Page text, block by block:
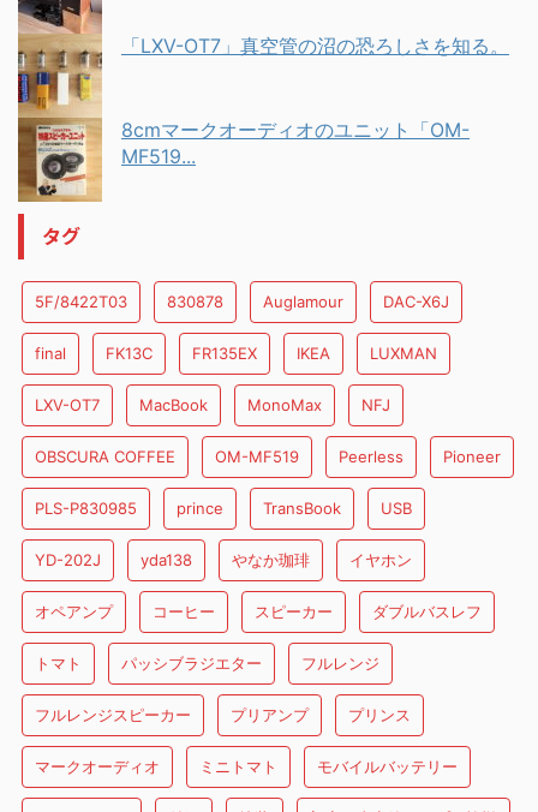
「LXV-OT7」真空管の沼の恐ろしさを知る。
8cmマークオーディオのユニット「OM-
MF519...
タグ
5F/8422T03 830878 Auglamour DAC-X6J
final FK13C FR135EX IKEA LUXMAN
LXV-OT7 MacBook MonoMax NFJ
OBSCURA COFFEE OM-MF519 Peerless Pioneer
PLS-P830985 prince TransBook USB
YD-202J yda138 やなか珈琲 イヤホン
オペアンプ コーヒー スピーカー ダブルバスレフ
トマト パッシブラジエター フルレンジ
フルレンジスピーカー プリアンプ プリンス
マークオーディオ ミニトマト モバイルバッテリー